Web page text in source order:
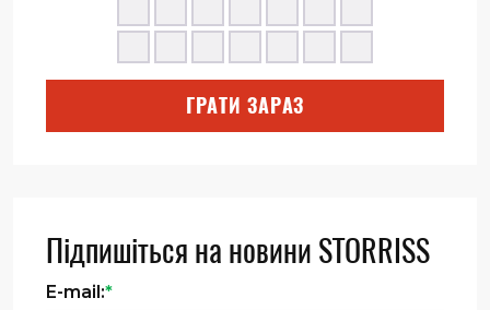
ГРАТИ ЗАРАЗ
Підпишіться на новини STORRISS
E-mail:*